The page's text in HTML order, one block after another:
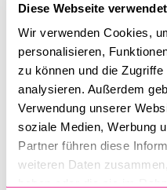
Diese Webseite
Wir verwenden Cookies,
personalisieren,
zu können und die
analysieren. Außerdem
Verwendung unserer
soziale Medien, Werbung
Partner führen diese
weiteren Daten
Was uns unterscheidet
Leadership Skills
Praxistransfer